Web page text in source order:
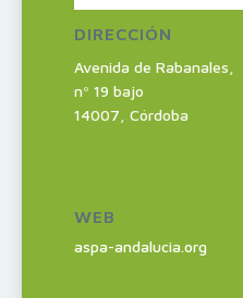
DIRECCIÓN
Avenida de Rabanales,
nº 19 bajo
14007 Córdoba
WEB
aspa-andalucia.org